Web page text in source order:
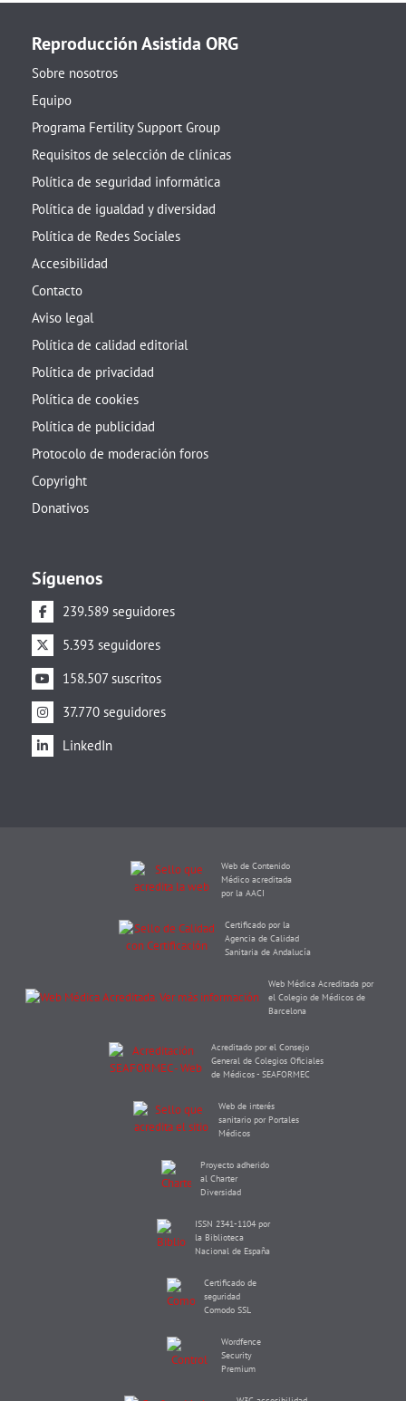
Reproducción Asistida ORG
Sobre nosotros
Equipo
Programa Fertility Support Group
Requisitos de selección de clínicas
Política de seguridad informática
Política de igualdad y diversidad
Política de Redes Sociales
Accesibilidad
Contacto
Aviso legal
Política de calidad editorial
Política de privacidad
Política de cookies
Política de publicidad
Protocolo de moderación foros
Copyright
Donativos
Síguenos
239.589 seguidores
5.393 seguidores
158.507 suscritos
37.770 seguidores
LinkedIn
Web de Contenido
Médico acreditada
por la AACI
Certificado por la
Agencia de Calidad
Sanitaria de Andalucía
Web Médica Acreditada por
el Colegio de Médicos de
Barcelona
Acreditado por el Consejo
General de Colegios Oficiales
de Médicos - SEAFORMEC
Web de interés
sanitario por Portales
Médicos
Proyecto adherido
al Charter
Diversidad
ISSN 2341-1104 por
la Biblioteca
Nacional de España
Certificado de
seguridad
Comodo SSL
Wordfence
Security
Premium